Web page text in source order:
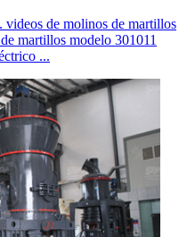
videos de molinos de martillos
martillos modelo 301011
...